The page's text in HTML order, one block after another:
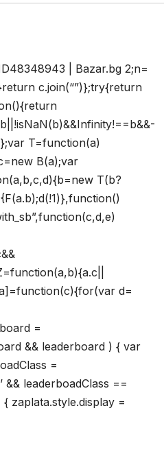
| Bazar.bg 2;n=
c.join(“”)};try{return
T=function(a)
B(a);var
T(b?
d=
=
&& leaderboard ) { var
=
&& leaderboadClass ==
{ zaplata.style.display =